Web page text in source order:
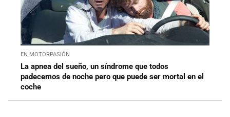
EN MOTORPASIÓN
La apnea del sueño, un síndrome que todos
padecemos de noche pero que puede ser mortal en el
coche